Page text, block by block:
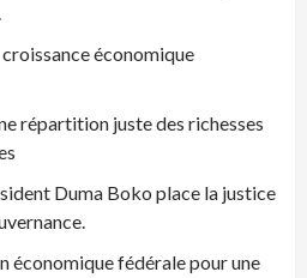
croissance économique
répartition juste des richesses
Duma Boko place la justice
économique fédérale pour une